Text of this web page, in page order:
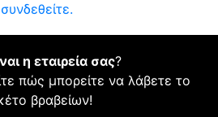
συνδεθείτε.
η εταιρεία σας?
πώς μπορείτε να λάβετε το
βραβείων!